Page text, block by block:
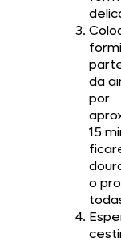
da
por
15
o